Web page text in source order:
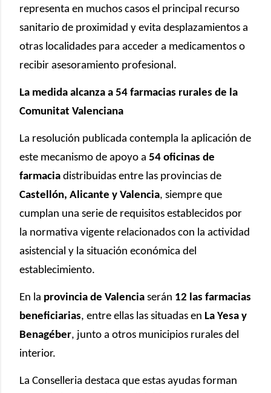
representa en muchos casos el principal recurso
sanitario de proximidad y evita desplazamientos a
otras localidades para acceder a medicamentos o
recibir asesoramiento profesional.
La medida alcanza a 54 farmacias rurales de la
Comunitat Valenciana
La resolución publicada contempla la aplicación de
este mecanismo de apoyo a 54 oficinas de
farmacia distribuidas entre las provincias de
Castellón, Alicante y Valencia, siempre que
cumplan una serie de requisitos establecidos por
la normativa vigente relacionados con la actividad
asistencial y la situación económica del
establecimiento.
En la provincia de Valencia serán 12 las farmacias
beneficiarias, entre ellas las situadas en La Yesa y
Benagéber, junto a otros municipios rurales del
interior.
La Conselleria destaca que estas ayudas forman